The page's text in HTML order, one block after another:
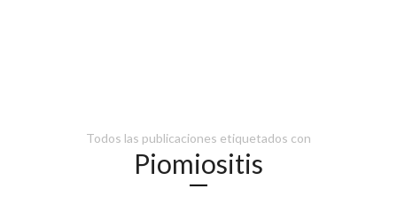
Todos las publicaciones etiquetados con
Piomiositis